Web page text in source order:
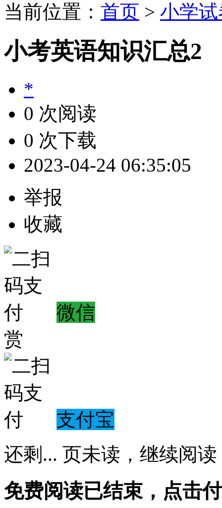
当前位置： 首页 > 小学
小考英语知识汇总2
*
0 次阅读
0 次下载
2023-04-24 06:35:05
举报
收藏
微信
赏
支付宝
还剩 ... 页未读， 继续阅读
免费阅读已结束，点击